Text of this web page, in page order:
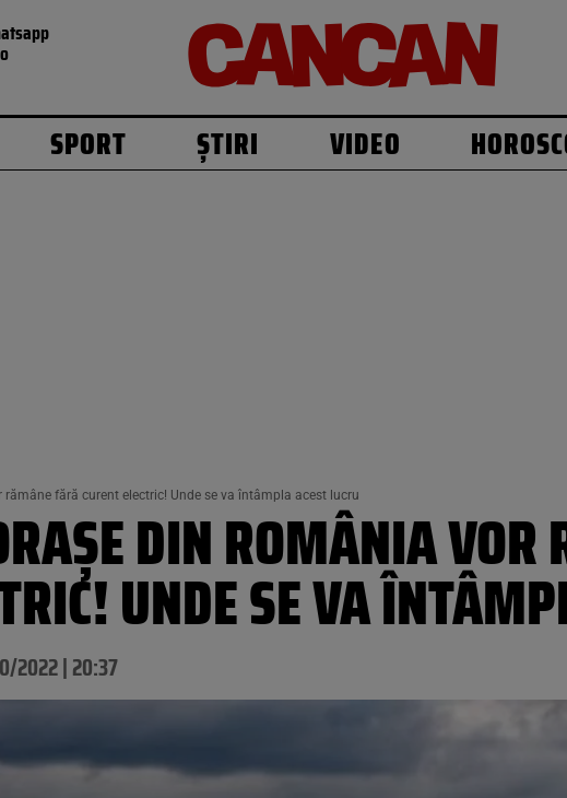
SPORT ȘTIRI VIDEO
fără curent electric! Unde se va întâmpla acest lucru
DIN ROMÂNIA VOR
UNDE SE VA
2022 | 20:37